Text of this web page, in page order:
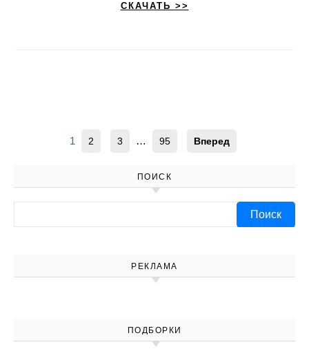
СКАЧАТЬ >>
1 2 3 … 95 Вперед
ПОИСК
РЕКЛАМА
ПОДБОРКИ